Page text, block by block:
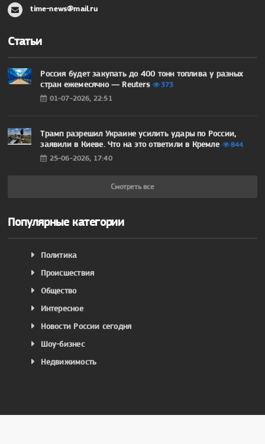
time-news@mail.ru
Статьи
Россия будет закупать до 400 тонн топлива у разных
стран ежемесячно — Reuters
373
01-07-2026, 22:51
Трамп разрешил Украине усилить удары по России,
заявили в Киеве. Что на это ответили в Кремле
844
25-06-2026, 17:40
Смотреть все
Популярные категории
Политика
Происшествия
Общество
Интересное
Новости России сегодня
Шоу-бизнес
Недвижимость